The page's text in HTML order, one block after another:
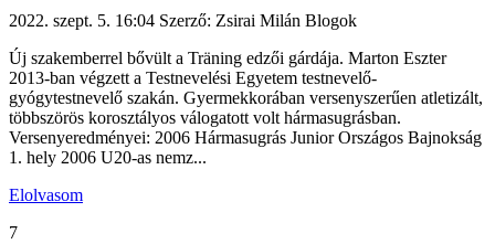
2022. szept. 5. 16:04 Szerző: Zsirai Milán Blogok
Új szakemberrel bővült a Träning edzői gárdája. Marton Eszter
2013-ban végzett a Testnevelési Egyetem testnevelő-
gyógytestnevelő szakán. Gyermekkorában versenyszerűen atletizált,
többszörös korosztályos válogatott volt hármasugrásban.
Versenyeredményei: 2006 Hármasugrás Junior Országos Bajnokság
1. hely 2006 U20-as nemz...
Elolvasom
7